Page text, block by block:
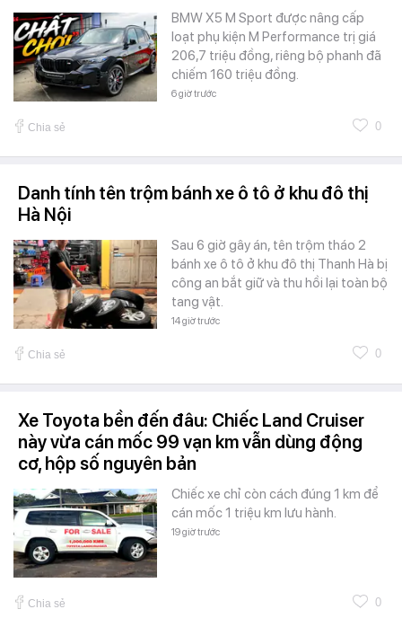
BMW X5 M Sport được nâng cấp
loạt phụ kiện M Performance trị giá
206,7 triệu đồng, riêng bộ phanh đã
chiếm 160 triệu đồng.
6 giờ trước
Chia sẻ 0
Danh tính tên trộm bánh xe ô tô ở khu đô thị
Hà Nội
Sau 6 giờ gây án, tên trộm tháo 2
bánh xe ô tô ở khu đô thị Thanh Hà bị
công an bắt giữ và thu hồi lại toàn bộ
tang vật.
14 giờ trước
Chia sẻ 0
Xe Toyota bền đến đâu: Chiếc Land Cruiser
này vừa cán mốc 99 vạn km vẫn dùng động
cơ, hộp số nguyên bản
Chiếc xe chỉ còn cách đúng 1 km để
cán mốc 1 triệu km lưu hành.
19 giờ trước
Chia sẻ 0